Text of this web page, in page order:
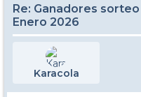
Re: Ganadores
Enero 2026
Karacola